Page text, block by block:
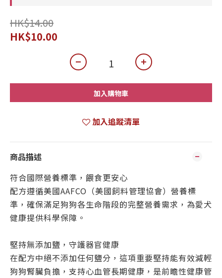
HK$14.00
HK$10.00
加入購物車
加入追蹤清單
商品描述
符合國際營養標準，餵食更安心
配方遵循美國AAFCO（美國飼料管理協會）營養標
準，確保滿足狗狗各生命階段的完整營養需求，為愛犬
健康提供科學保障。
堅持無添加鹽，守護器官健康
在配方中絕不添加任何鹽分，這項重要堅持能有效減輕
狗狗腎臟負擔，支持心血管長期健康，是前瞻性健康管